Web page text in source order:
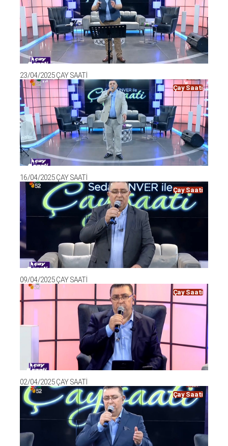
23/04/2025 ÇAY SAATİ
Çay Saati
16/04/2025 ÇAY SAATİ
Çay Saati
09/04/2025 ÇAY SAATİ
Çay Saati
02/04/2025 ÇAY SAATİ
Çay Saati